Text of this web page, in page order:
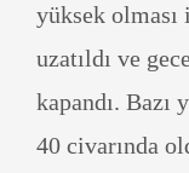
yüksek
uzatıldı ve
kapandı. Bazı
40 civarında